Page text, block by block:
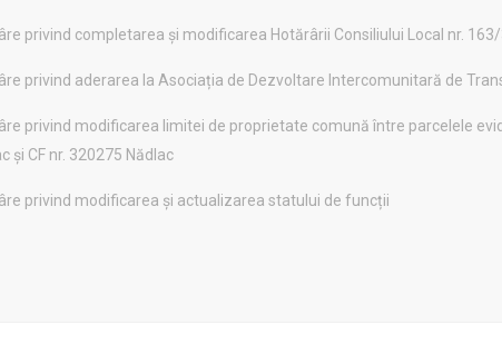
privind completarea și modificarea Hotărârii Consiliului Local nr.
privind aderarea la Asociația de Dezvoltare Intercomunitară de
privind modificarea limitei de proprietate comună între parcelele
și CF nr. 320275 Nădlac
privind modificarea și actualizarea statului de funcții